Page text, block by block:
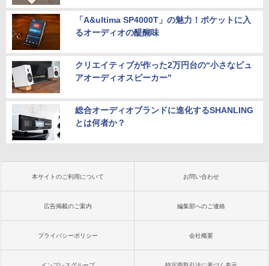
「A&ultima SP4000T」の魅力！ポケットに入
るオーディオの醍醐味
クリエイティブが作った2万円台の“小さなピュ
アオーディオスピーカー”
総合オーディオブランドに進化するSHANLING
とは何者か？
本サイトのご利用について お問い合わせ
広告掲載のご案内 編集部へのご連絡
プライバシーポリシー 会社概要